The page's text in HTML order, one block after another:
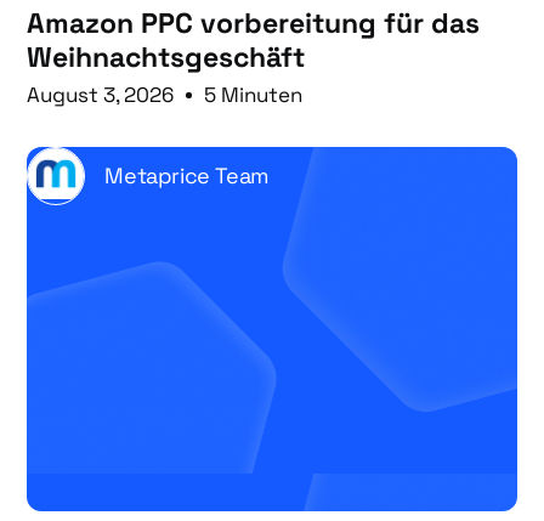
Amazon PPC vorbereitung für das
Weihnachtsgeschäft
August 3, 2026 5 Minuten
Metaprice Team